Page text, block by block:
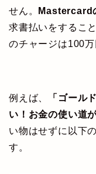
せん。
Mastercard
求書払いをするこ
のチャージは100万
例えば、
「ゴール
い！お金の使い道
い物はせずに以下
す。